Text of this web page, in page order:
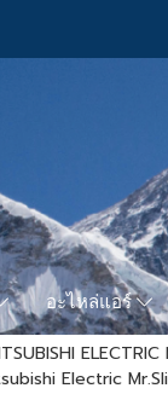
อะไหล่แอร์
ELECTRIC
Electric